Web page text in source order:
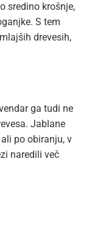
sredino krošnje,
S tem
drevesih,
ga tudi ne
Jablane
po obiranju, v
naredili več